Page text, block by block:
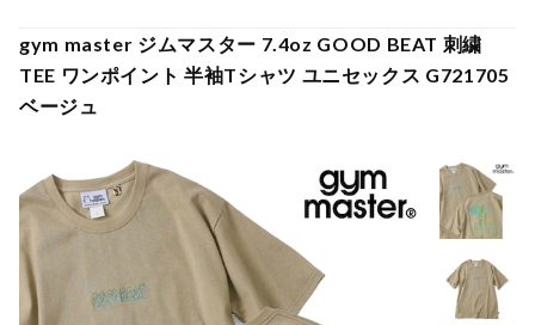
gym master ジムマスター 7.4oz GOOD BEAT 刺繍
TEE ワンポイント 半袖Tシャツ ユニセックス G721705
ベージュ